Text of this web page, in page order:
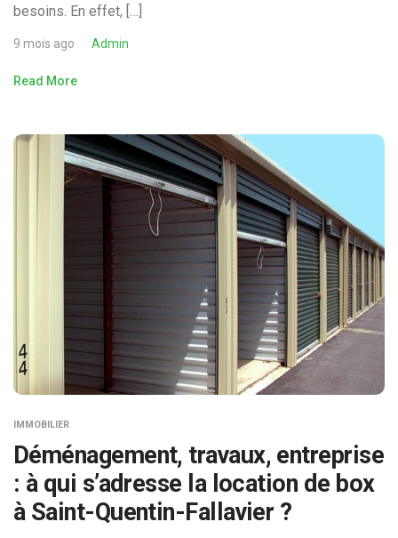
besoins. En effet, […]
9 mois ago Admin
Read More
IMMOBILIER
Déménagement, travaux, entreprise
: à qui s’adresse la location de box
à Saint-Quentin-Fallavier ?